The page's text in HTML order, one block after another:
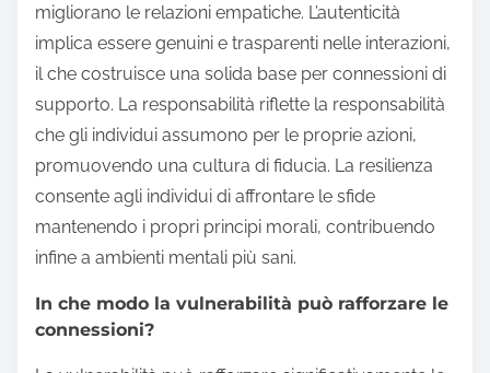
migliorano le relazioni empatiche. L’autenticità
implica essere genuini e trasparenti nelle interazioni,
il che costruisce una solida base per connessioni di
supporto. La responsabilità riflette la responsabilità
che gli individui assumono per le proprie azioni,
promuovendo una cultura di fiducia. La resilienza
consente agli individui di affrontare le sfide
mantenendo i propri principi morali, contribuendo
infine a ambienti mentali più sani.
In che modo la vulnerabilità può rafforzare le
connessioni?